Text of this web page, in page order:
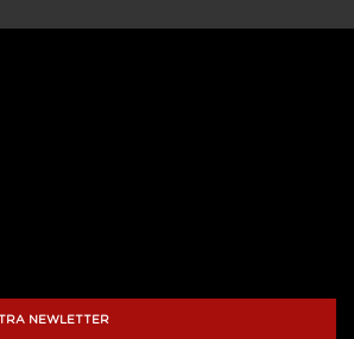
NEWLETTER